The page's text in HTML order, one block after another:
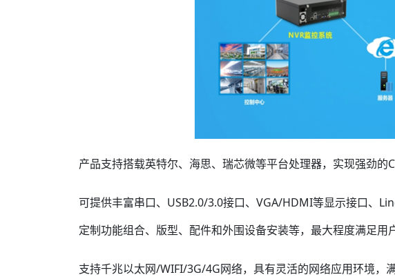
产品支持搭载英特尔、海思、瑞芯微等平台处理器，实现强劲的
可提供丰富串口、USB2.0/3.0接口、VGA/HDMI等显示接口、
定制功能组合、版型、配件和外围设备安装等，最大程度满足用
支持千兆以太网/WIFI/3G/4G网络，具有灵活的网络应用环境，